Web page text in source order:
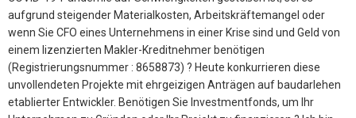
aufgrund steigender Materialkosten, Arbeitskräftemangel oder
wenn Sie CFO eines Unternehmens in einer Krise sind und Geld von
einem lizenzierten Makler-Kreditnehmer benötigen
(Registrierungsnummer : 8658873) ? Heute konkurrieren diese
unvollendeten Projekte mit ehrgeizigen Anträgen auf baudarlehen
etablierter Entwickler. Benötigen Sie Investmentfonds, um Ihr